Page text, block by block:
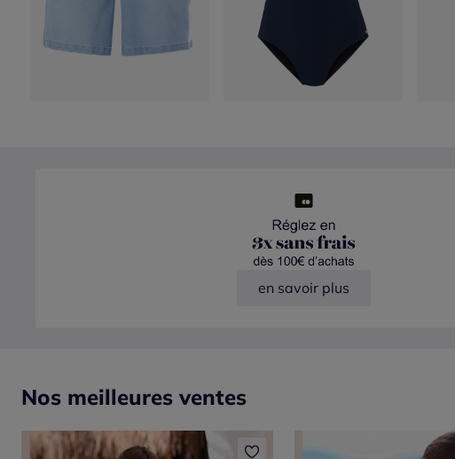
en savoir plus
Nos meilleures ventes